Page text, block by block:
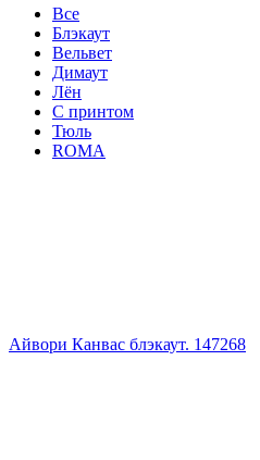
Все
Блэкаут
Вельвет
Димаут
Лён
С принтом
Тюль
ROMA
Айвори Канвас блэкаут. 147268